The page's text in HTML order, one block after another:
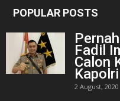
POPULAR POSTS
Fadil
Calon
Kapolri
2 August, 2020